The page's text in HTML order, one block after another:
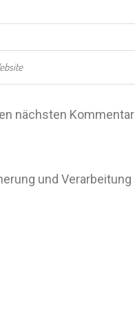
nächsten Kommentar
und Verarbeitung